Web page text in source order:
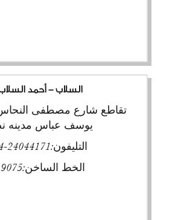
السلاب - أحمد
تقاطع شارع مصطفى
يوسف عباس مدينه
التليفون:24044171-74
الخط الساخن: